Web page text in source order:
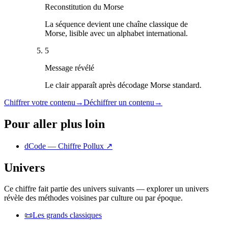
Reconstitution du Morse
La séquence devient une chaîne classique de
Morse, lisible avec un alphabet international.
5
Message révélé
Le clair apparaît après décodage Morse standard.
Chiffrer votre contenu →Déchiffrer un contenu →
Pour aller plus loin
dCode — Chiffre Pollux ↗
Univers
Ce chiffre fait partie des univers suivants — explorer un univers
révèle des méthodes voisines par culture ou par époque.
📜Les grands classiques